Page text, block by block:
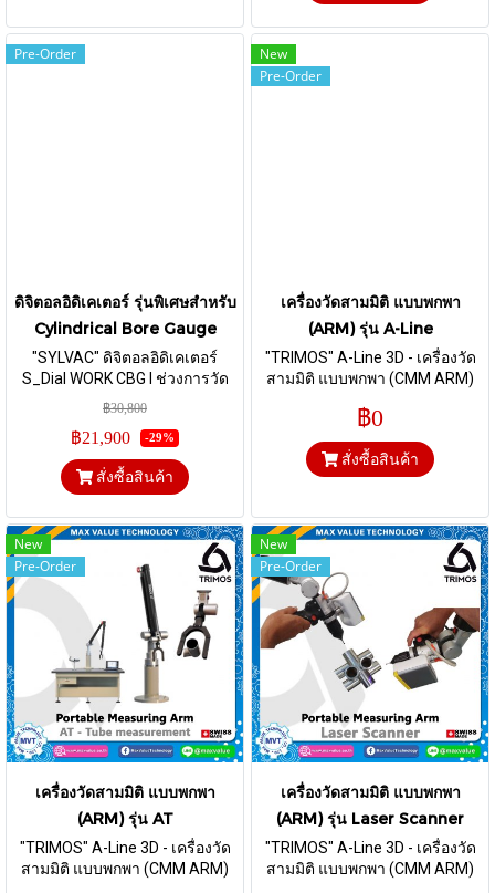
Pre-Order
ดิจิตอลอิดิเคเตอร์ รุ่นพิเศษสำหรับ
Cylindrical Bore Gauge
"SYLVAC" ดิจิตอลอิดิเคเตอร์
S_Dial WORK CBG I ช่วงการวัด
12.5 มิลลิเมตร I ส่งข้อมูลผ่านสาย
Proximity หรือ ระบบบลูทูธ
฿30,800
฿21,900 -29%
สั่งซื้อสินค้า
New
Pre-Order
เครื่องวัดสามมิติ แบบพกพา
(ARM) รุ่น A-Line
"TRIMOS" A-Line 3D - เครื่องวัด
สามมิติ แบบพกพา (CMM ARM)
ซ่อนกันได้หลากหลายมิติ สามารถ
วัดงานได้ทั้งแกน X axis, Y axis
และ Z axis วัดค่าและแสดงผล
฿0
สั่งซื้อสินค้า
New
Pre-Order
เครื่องวัดสามมิติ แบบพกพา
(ARM) รุ่น AT
"TRIMOS" A-Line 3D - เครื่องวัด
สามมิติ แบบพกพา (CMM ARM)
New
Pre-Order
เครื่องวัดสามมิติ แบบพกพา
(ARM) รุ่น Laser Scanner
"TRIMOS" A-Line 3D - เครื่องวัด
สามมิติ แบบพกพา (CMM ARM)